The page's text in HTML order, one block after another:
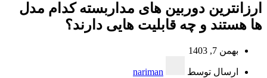
ارزانترین دوربین های مداربسته کدام مدل
ها هستند و چه قابلیت هایی دارند؟
بهمن 7, 1403
ارسال توسط nariman